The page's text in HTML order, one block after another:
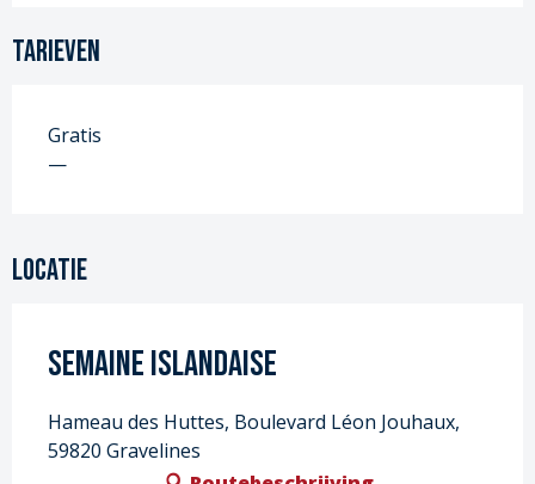
Tarieven
Gratis
—
Locatie
Semaine Islandaise
Hameau des Huttes, Boulevard Léon Jouhaux,
59820 Gravelines